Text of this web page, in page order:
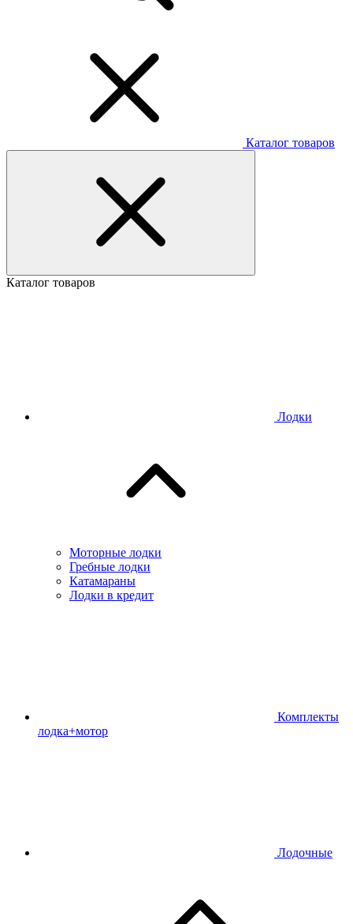
Каталог товаров
Каталог товаров
Лодки
Моторные лодки
Гребные лодки
Катамараны
Лодки в кредит
Комплекты
лодка+мотор
Лодочные